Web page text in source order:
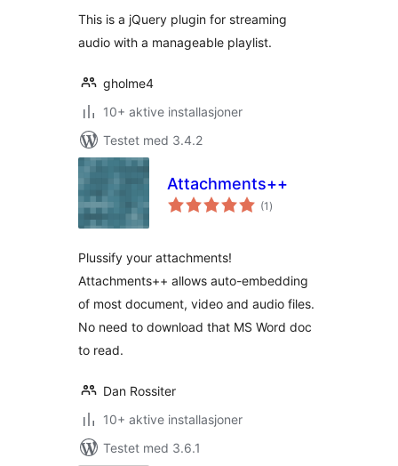
This is a jQuery plugin for streaming
audio with a manageable playlist.
gholme4
10+ aktive installasjoner
Testet med 3.4.2
Attachments++
(1 totale
vurderinger
)
Plussify your attachments!
Attachments++ allows auto-embedding
of most document, video and audio files.
No need to download that MS Word doc
to read.
Dan Rossiter
10+ aktive installasjoner
Testet med 3.6.1